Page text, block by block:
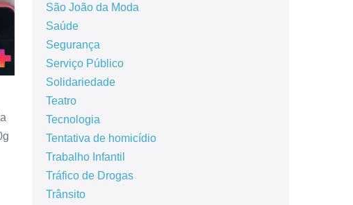
São João da Moda
Saúde
Segurança
Serviço Público
Solidariedade
Teatro
Tecnologia
Tentativa de homicídio
Trabalho Infantil
Tráfico de Drogas
Trânsito